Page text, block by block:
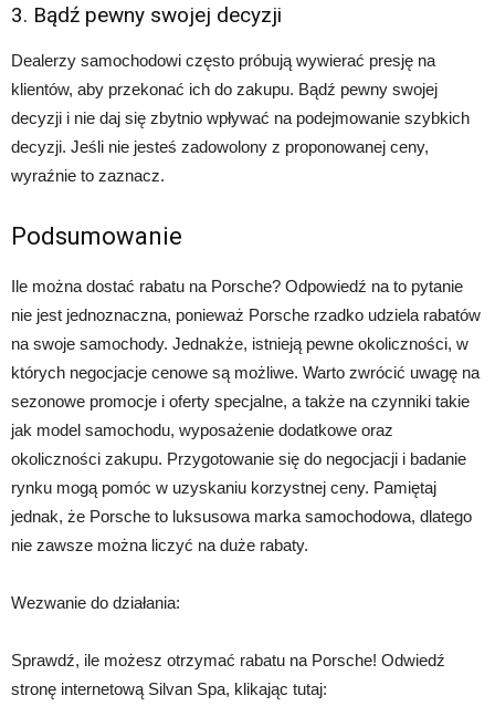
3. Bądź pewny swojej decyzji
Dealerzy samochodowi często próbują wywierać presję na
klientów, aby przekonać ich do zakupu. Bądź pewny swojej
decyzji i nie daj się zbytnio wpływać na podejmowanie szybkich
decyzji. Jeśli nie jesteś zadowolony z proponowanej ceny,
wyraźnie to zaznacz.
Podsumowanie
Ile można dostać rabatu na Porsche? Odpowiedź na to pytanie
nie jest jednoznaczna, ponieważ Porsche rzadko udziela rabatów
na swoje samochody. Jednakże, istnieją pewne okoliczności, w
których negocjacje cenowe są możliwe. Warto zwrócić uwagę na
sezonowe promocje i oferty specjalne, a także na czynniki takie
jak model samochodu, wyposażenie dodatkowe oraz
okoliczności zakupu. Przygotowanie się do negocjacji i badanie
rynku mogą pomóc w uzyskaniu korzystnej ceny. Pamiętaj
jednak, że Porsche to luksusowa marka samochodowa, dlatego
nie zawsze można liczyć na duże rabaty.
Wezwanie do działania:
Sprawdź, ile możesz otrzymać rabatu na Porsche! Odwiedź
stronę internetową Silvan Spa, klikając tutaj: